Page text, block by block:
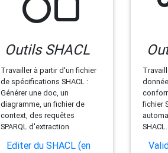
Outils SHACL
Travailler à partir d'un fichier
de spécifications SHACL :
Générer une doc, un
diagramme, un fichier de
context, des requêtes
SPARQL d'extraction
Editer du SHACL (en
fichier
SHACL.